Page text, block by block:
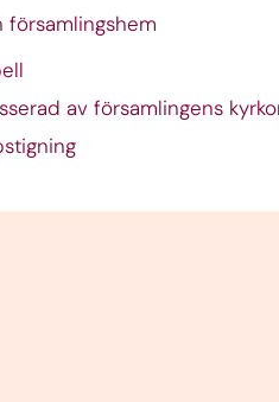
församlingshem
av församlingens